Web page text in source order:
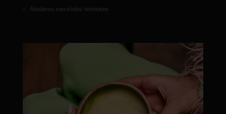
Általános szerződési feltételek
moyamatcha.hu